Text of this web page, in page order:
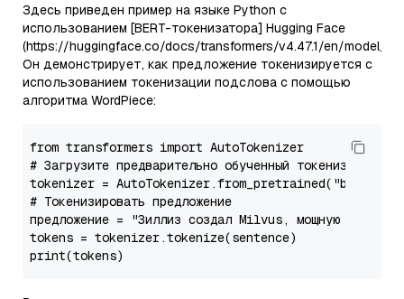
Здесь приведен пример на языке Python с
использованием [BERT-токенизатора] Hugging Face
(https://huggingface.co/docs/transformers/v4.47.1/en/
Он демонстрирует, как предложение токенизируется с
использованием токенизации подслова с помощью
алгоритма WordPiece:
from transformers import
# Загрузите предварительно обученный токенизатор
tokenizer = AutoTokenizer.from_pretrained( "bert-
# Токенизировать предложение
предложение =
"Зиллиз создал Milvus, мощную
print